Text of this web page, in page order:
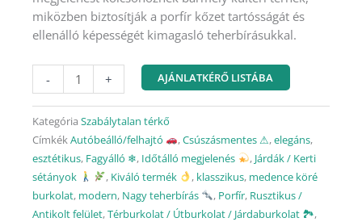
miközben biztosítják a porfír kőzet tartósságát és
ellenálló képességét kimagasló teherbírásukkal.
-
Szabálytalan
prémium
porfír
burkolólap
nagy
méretben
mennyiség
+ AJÁNLATKÉRŐ LISTÁBA
Kategória Szabálytalan térkő
Címkék Autóbeálló/felhajtó ,Csúszásmentes ⚠,elegáns,
esztétikus, Fagyálló ❄︎, Időtálló megjelenés , Járdák / Kerti
sétányok
, Kiváló termék , klasszikus, medence köré
burkolat, modern, Nagy teherbírás , Porfír, Rusztikus /
Antikolt felület,Térburkolat / Útburkolat / Járdaburkolat 🏞,